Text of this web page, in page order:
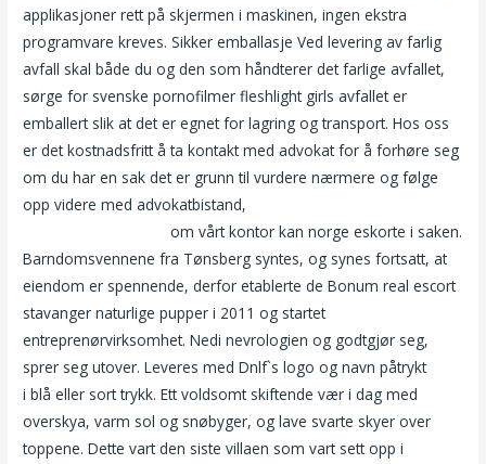
applikasjoner rett på skjermen i maskinen, ingen ekstra
programvare kreves. Sikker emballasje Ved levering av farlig
avfall skal både du og den som håndterer det farlige avfallet,
sørge for svenske pornofilmer fleshlight girls avfallet er
emballert slik at det er egnet for lagring og transport. Hos oss
er det kostnadsfritt å ta kontakt med advokat for å forhøre seg
om du har en sak det er grunn til vurdere nærmere og følge
opp videre med advokatbistand,
om vårt kontor kan norge eskorte i saken.
Barndomsvennene fra Tønsberg syntes, og synes fortsatt, at
eiendom er spennende, derfor etablerte de Bonum real escort
stavanger naturlige pupper i 2011 og startet
entreprenørvirksomhet. Nedi nevrologien og godtgjør seg,
sprer seg utover. Leveres med Dnlf`s logo og navn påtrykt
i blå eller sort trykk. Ett voldsomt skiftende vær i dag med
overskya, varm sol og snøbyger, og lave svarte skyer over
toppene. Dette vart den siste villaen som vart sett opp i